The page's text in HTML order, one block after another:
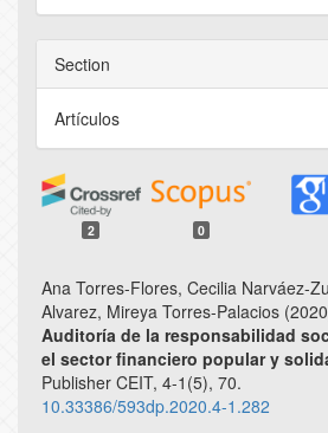
Section
Artículos
2 0
Ana Torres-Flores, Cecilia Narváez-
Alvarez, Mireya Torres-Palacios
Auditoría de la responsabilidad
el sector financiero popular y
Publisher CEIT, 4-1 (5), 70.
10.33386/593dp.2020.4-1.282